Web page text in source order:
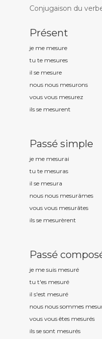
Conjugaison du
Présent
je me mesure
tu te mesures
il se mesure
nous nous mesurons
vous vous mesurez
ils se mesurent
Passé simple
je me mesurai
tu te mesuras
il se mesura
nous nous mesurâmes
vous vous mesurâtes
ils se mesurèrent
Passé
je me suis mesuré
tu t'es mesuré
il s'est mesuré
nous nous sommes
vous vous êtes mesurés
ils se sont mesurés